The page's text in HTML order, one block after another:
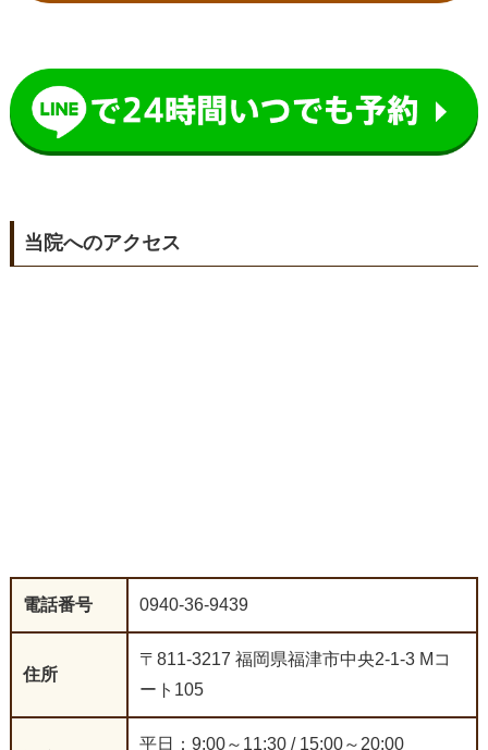
当院へのアクセス
電話番号 0940-36-9439
住所
〒811-3217 福岡県福津市中央2-1-3 Mコ
ート105
平日：9:00～11:30 / 15:00～20:00